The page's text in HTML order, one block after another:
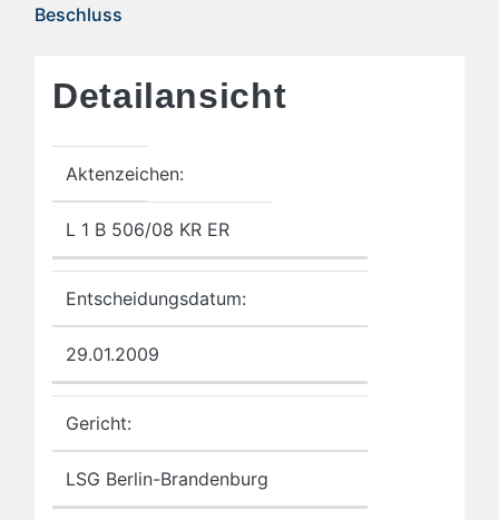
Beschluss
Detailansicht
Aktenzeichen:
L 1 B 506/08 KR ER
Entscheidungsdatum:
29.01.2009
Gericht:
LSG Berlin-Brandenburg